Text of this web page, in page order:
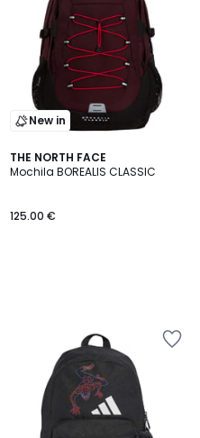
New in
THE NORTH FACE
Mochila BOREALIS CLASSIC
125.00 €